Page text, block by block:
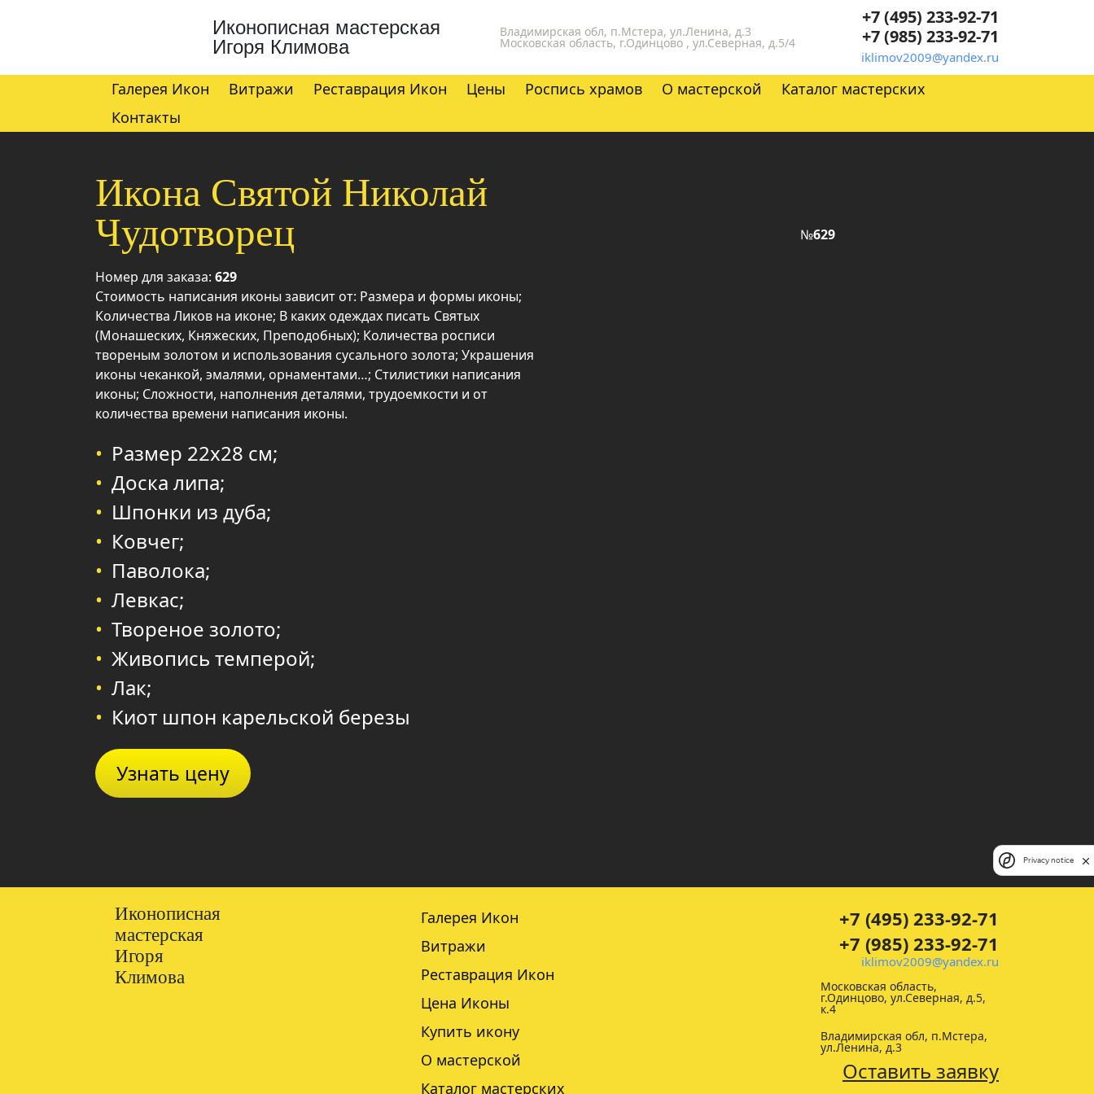
Иконописная мастерская
Игоря Климова
Владимирская обл, п.Мстера, ул.Ленина, д.3
Московская область, г.Одинцово , ул.Северная, д.5/4
+7 (495) 233-92-71
+7 (985) 233-92-71
iklimov2009@yandex.ru
Галерея Икон Витражи Реставрация Икон Цены Роспись храмов О мастерской
Каталог мастерских
Контакты
Икона Святой Николай
Чудотворец
Номер для заказа: 629
Стоимость написания иконы зависит от: Размера и формы иконы;
Количества Ликов на иконе; В каких одеждах писать Святых
(Монашеских, Княжеских, Преподобных); Количества росписи
твореным золотом и использования сусального золота; Украшения
иконы чеканкой, эмалями, орнаментами…; Стилистики написания
иконы; Сложности, наполнения деталями, трудоемкости и от
количества времени написания иконы.
Размер 22х28 см;
Доска липа;
Шпонки из дуба;
Ковчег;
Паволока;
Левкас;
Твореное золото;
Живопись темперой;
Лак;
Киот шпон карельской березы
Узнать цену
№629
Иконописная
мастерская
Игоря
Климова
Галерея Икон
Витражи
Реставрация Икон
Цена Иконы
Купить икону
О мастерской
Каталог мастерских
+7 (495) 233-92-71
+7 (985) 233-92-71
iklimov2009@yandex.ru
Московская область,
г.Одинцово, ул.Северная, д.5,
к.4
Владимирская обл, п.Мстера,
ул.Ленина, д.3
Оставить заявку
Privacy notice